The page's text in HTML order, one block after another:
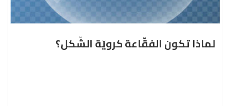
لماذا تكون الفقّاعة كرويّة الشّكل؟